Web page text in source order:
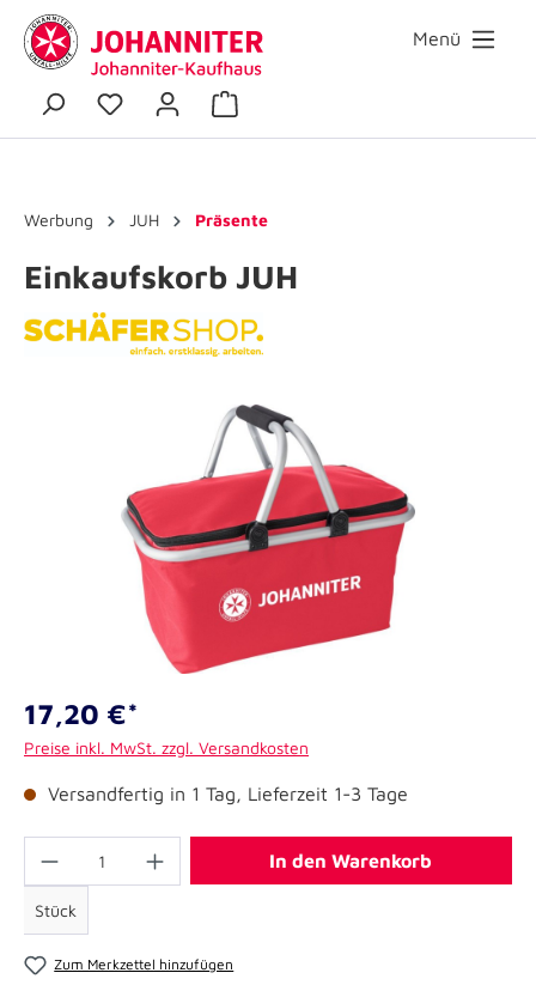
Menü
Werbung JUH Präsente
Einkaufskorb JUH
17,20 €*
Preise inkl. MwSt. zzgl. Versandkosten
Versandfertig in 1 Tag, Lieferzeit 1-3 Tage
Stück
In den Warenkorb
Zum Merkzettel hinzufügen